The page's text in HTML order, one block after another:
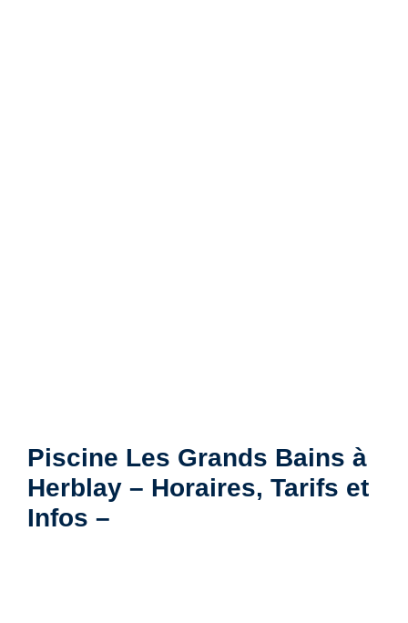
Piscine Les Grands Bains à
Herblay – Horaires, Tarifs et
Infos –